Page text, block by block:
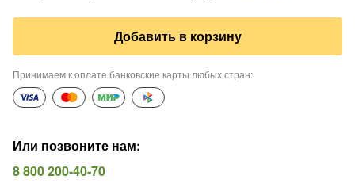
Добавить в корзину
Принимаем к оплате банковские карты любых стран:
Или позвоните нам:
8 800 200-40-70